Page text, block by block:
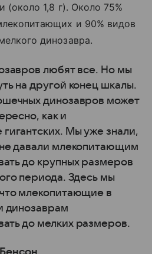
(около 1,8 г). Около 75%
и 90% видов
динозавра.
любят все. Но мы
на другой конец шкалы.
динозавров может
как и
Мы уже знали,
давали млекопитающим
до крупных размеров
периода. Здесь мы
млекопитающие в
динозаврам
до мелких размеров.